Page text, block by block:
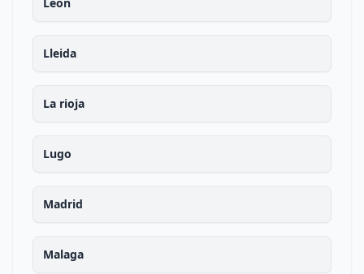
Lleida
La rioja
Lugo
Madrid
Malaga